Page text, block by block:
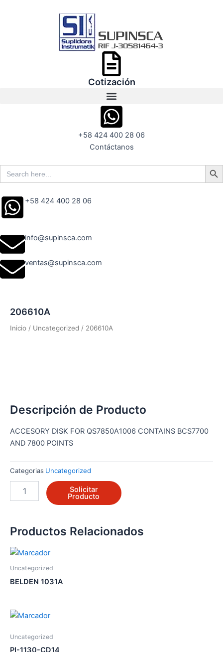
Cotización
+58 424 400 28 06
Contáctanos
Search
for:
Search
+58 424 400 28 06
info@supinsca.com
ventas@supinsca.com
206610A
Inicio / Uncategorized / 206610A
Descripción de Producto
ACCESORY DISK FOR QS7850A1006 CONTAINS BCS7700
AND 7800 POINTS
Categorias Uncategorized
cantidad
Solicitar
Producto
Productos Relacionados
Uncategorized
BELDEN 1031A
Uncategorized